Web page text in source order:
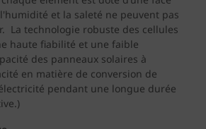
et la saleté ne peuvent pas
La technologie robuste des cellules
haute fiabilité et une faible
des panneaux solaires à
en matière de conversion de
pendant une longue durée